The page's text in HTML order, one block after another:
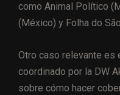
como Animal Político
(México) y Folha do
Otro caso relevante es
coordinado por la DW
sobre cómo hacer